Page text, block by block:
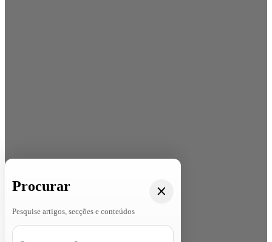
Procurar
Pesquise artigos, secções e conteúdos